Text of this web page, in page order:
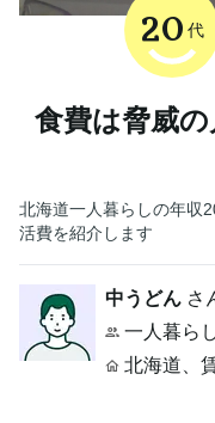
20 代
食費は脅威
北海道一人暮らしの年収
活費を紹介します
中うどん さ
一人暮ら
北海道